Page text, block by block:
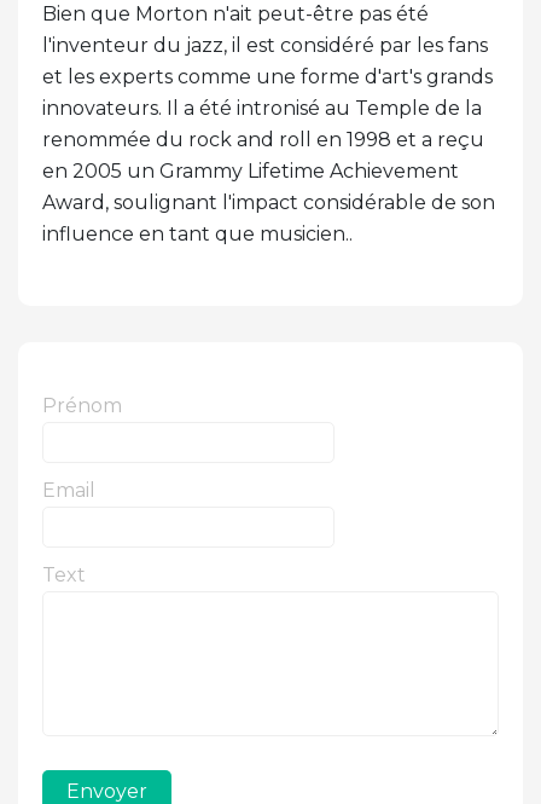
Bien que Morton n'ait peut-être pas été
l'inventeur du jazz, il est considéré par les fans
et les experts comme une forme d'art's grands
innovateurs. Il a été intronisé au Temple de la
renommée du rock and roll en 1998 et a reçu
en 2005 un Grammy Lifetime Achievement
Award, soulignant l'impact considérable de son
influence en tant que musicien..
Prénom
Email
Text
Envoyer